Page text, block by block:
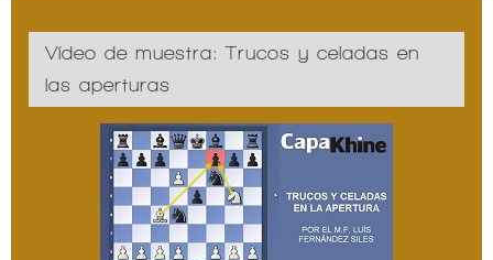
Vídeo de muestra: Trucos y celadas en
las aperturas